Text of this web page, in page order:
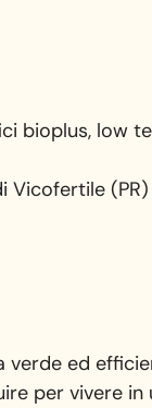
bioplus, low
Vicofertile (PR)
verde ed
per vivere